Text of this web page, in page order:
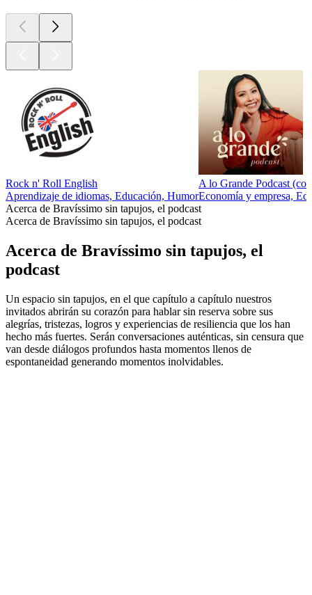
Rock n' Roll English
Aprendizaje de idiomas, Educación, Humor
A lo Grande Podcast
Economía y empresa,
Acerca de Bravíssimo sin tapujos, el podcast
Acerca de Bravíssimo sin tapujos, el podcast
Acerca de Bravíssimo sin tapujos, el
podcast
Un espacio sin tapujos, en el que capítulo a capítulo nuestros
invitados abrirán su corazón para hablar sin reserva sobre sus
alegrías, tristezas, logros y experiencias de resiliencia que los han
hecho más fuertes. Serán conversaciones auténticas, sin censura que
van desde diálogos profundos hasta momentos llenos de
espontaneidad generando momentos inolvidables.